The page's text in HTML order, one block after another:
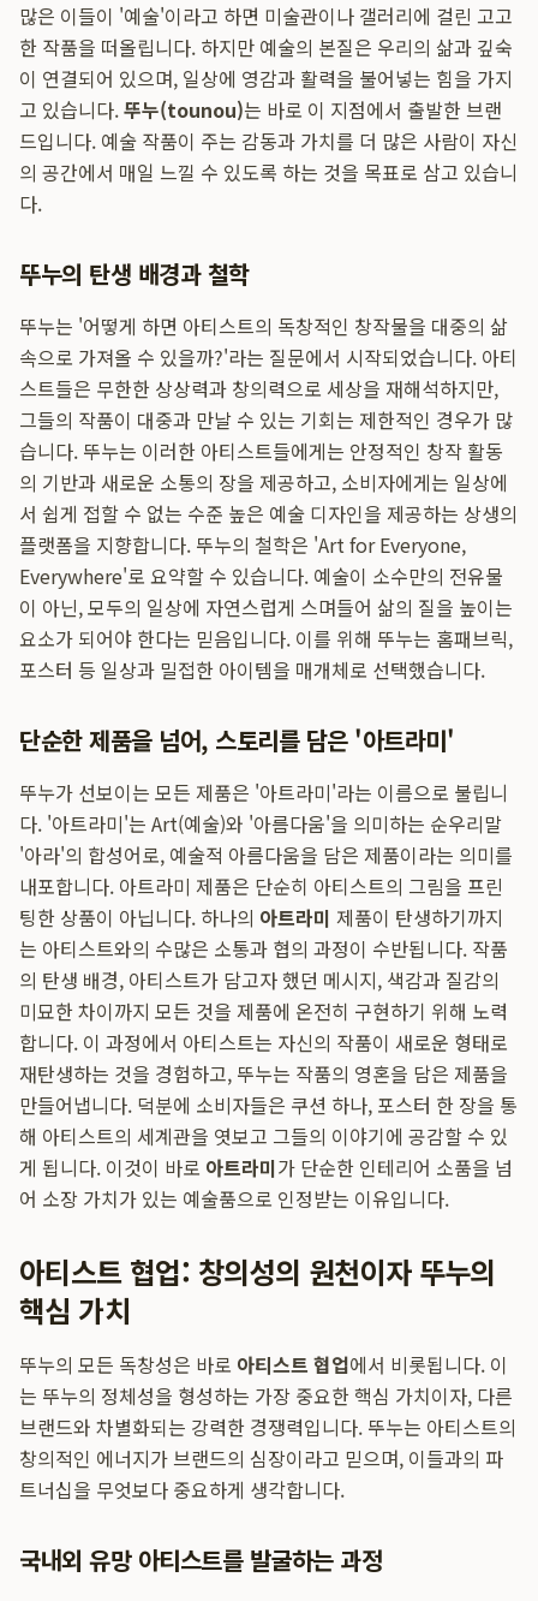
많은 이들이 '예술'이라고 하면 미술관이나 갤러리에 걸린 고고
한 작품을 떠올립니다. 하지만 예술의 본질은 우리의 삶과 깊숙
이 연결되어 있으며, 일상에 영감과 활력을 불어넣는 힘을 가지
고 있습니다.뚜누(tounou)는 바로 이 지점에서 출발한 브랜
드입니다. 예술 작품이 주는 감동과 가치를 더 많은 사람이 자신
의 공간에서 매일 느낄 수 있도록 하는 것을 목표로 삼고 있습니
다.
뚜누의 탄생 배경과 철학
뚜누는 '어떻게 하면 아티스트의 독창적인 창작물을 대중의 삶
속으로 가져올 수 있을까?'라는 질문에서 시작되었습니다. 아티
스트들은 무한한 상상력과 창의력으로 세상을 재해석하지만,
그들의 작품이 대중과 만날 수 있는 기회는 제한적인 경우가 많
습니다. 뚜누는 이러한 아티스트들에게는 안정적인 창작 활동
의 기반과 새로운 소통의 장을 제공하고, 소비자에게는 일상에
서 쉽게 접할 수 없는 수준 높은 예술 디자인을 제공하는 상생의
플랫폼을 지향합니다. 뚜누의 철학은 'Art for Everyone,
Everywhere'로 요약할 수 있습니다. 예술이 소수만의 전유물
이 아닌, 모두의 일상에 자연스럽게 스며들어 삶의 질을 높이는
요소가 되어야 한다는 믿음입니다. 이를 위해 뚜누는 홈패브릭,
포스터 등 일상과 밀접한 아이템을 매개체로 선택했습니다.
단순한 제품을 넘어, 스토리를 담은 '아트라미'
뚜누가 선보이는 모든 제품은 '아트라미'라는 이름으로 불립니
다. '아트라미'는 Art(예술)와 '아름다움'을 의미하는 순우리말
'아라'의 합성어로, 예술적 아름다움을 담은 제품이라는 의미를
내포합니다. 아트라미 제품은 단순히 아티스트의 그림을 프린
팅한 상품이 아닙니다. 하나의 아트라미 제품이 탄생하기까지
는 아티스트와의 수많은 소통과 협의 과정이 수반됩니다. 작품
의 탄생 배경, 아티스트가 담고자 했던 메시지, 색감과 질감의
미묘한 차이까지 모든 것을 제품에 온전히 구현하기 위해 노력
합니다. 이 과정에서 아티스트는 자신의 작품이 새로운 형태로
재탄생하는 것을 경험하고, 뚜누는 작품의 영혼을 담은 제품을
만들어냅니다. 덕분에 소비자들은 쿠션 하나, 포스터 한 장을 통
해 아티스트의 세계관을 엿보고 그들의 이야기에 공감할 수 있
게 됩니다. 이것이 바로 아트라미가 단순한 인테리어 소품을 넘
어 소장 가치가 있는 예술품으로 인정받는 이유입니다.
아티스트 협업: 창의성의 원천이자 뚜누의
핵심 가치
뚜누의 모든 독창성은 바로 아티스트 협업에서 비롯됩니다. 이
는 뚜누의 정체성을 형성하는 가장 중요한 핵심 가치이자, 다른
브랜드와 차별화되는 강력한 경쟁력입니다. 뚜누는 아티스트의
창의적인 에너지가 브랜드의 심장이라고 믿으며, 이들과의 파
트너십을 무엇보다 중요하게 생각합니다.
국내외 유망 아티스트를 발굴하는 과정